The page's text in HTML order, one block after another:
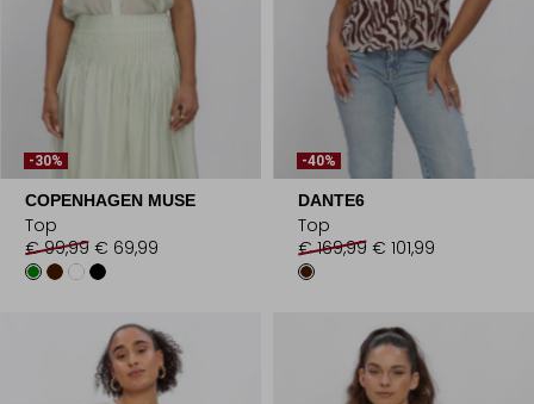
-30%
COPENHAGEN MUSE
Top
€ 99,99 € 69,99
-40%
DANTE6
Top
€ 169,99 € 101,99